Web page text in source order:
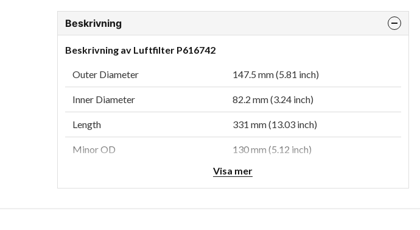
Beskrivning
Beskrivning av Luftfilter P616742
Outer Diameter 147.5 mm (5.81 inch)
Inner Diameter 82.2 mm (3.24 inch)
Length 331 mm (13.03 inch)
Minor OD 130 mm (5.12 inch)
ISO 5011
Visa mer